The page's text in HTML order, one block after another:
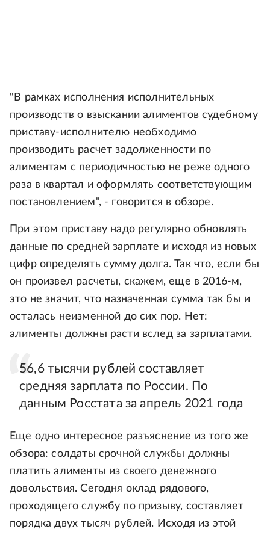
"В рамках исполнения исполнительных
производств о взыскании алиментов судебному
приставу-исполнителю необходимо
производить расчет задолженности по
алиментам с периодичностью не реже одного
раза в квартал и оформлять соответствующим
постановлением", - говорится в обзоре.
При этом приставу надо регулярно обновлять
данные по средней зарплате и исходя из новых
цифр определять сумму долга. Так что, если бы
он произвел расчеты, скажем, еще в 2016-м,
это не значит, что назначенная сумма так бы и
осталась неизменной до сих пор. Нет:
алименты должны расти вслед за зарплатами.
56,6 тысячи рублей составляет
средняя зарплата по России. По
данным Росстата за апрель 2021 года
Еще одно интересное разъяснение из того же
обзора: солдаты срочной службы должны
платить алименты из своего денежного
довольствия. Сегодня оклад рядового,
проходящего службу по призыву, составляет
порядка двух тысяч рублей. Исходя из этой